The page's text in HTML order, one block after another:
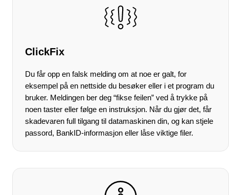
ClickFix
Du får opp en falsk melding om at noe er galt, for
eksempel på en nettside du besøker eller i et program du
bruker. Meldingen ber deg “fikse feilen” ved å trykke på
noen taster eller følge en instruksjon. Når du gjør det, får
skadevaren full tilgang til datamaskinen din, og kan stjele
passord, BankID-informasjon eller låse viktige filer.